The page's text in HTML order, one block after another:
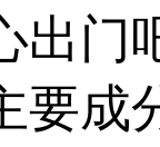
出
要成